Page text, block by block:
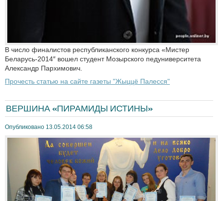
В число финалистов республиканского конкурса «Мистер
Беларусь-2014″ вошел студент Мозырского педуниверситета
Александр Пархимович.
Прочесть статью на сайте газеты "Жыццё Палесся"
ВЕРШИНА «ПИРАМИДЫ ИСТИНЫ»
Опубликовано 13.05.2014 06:58